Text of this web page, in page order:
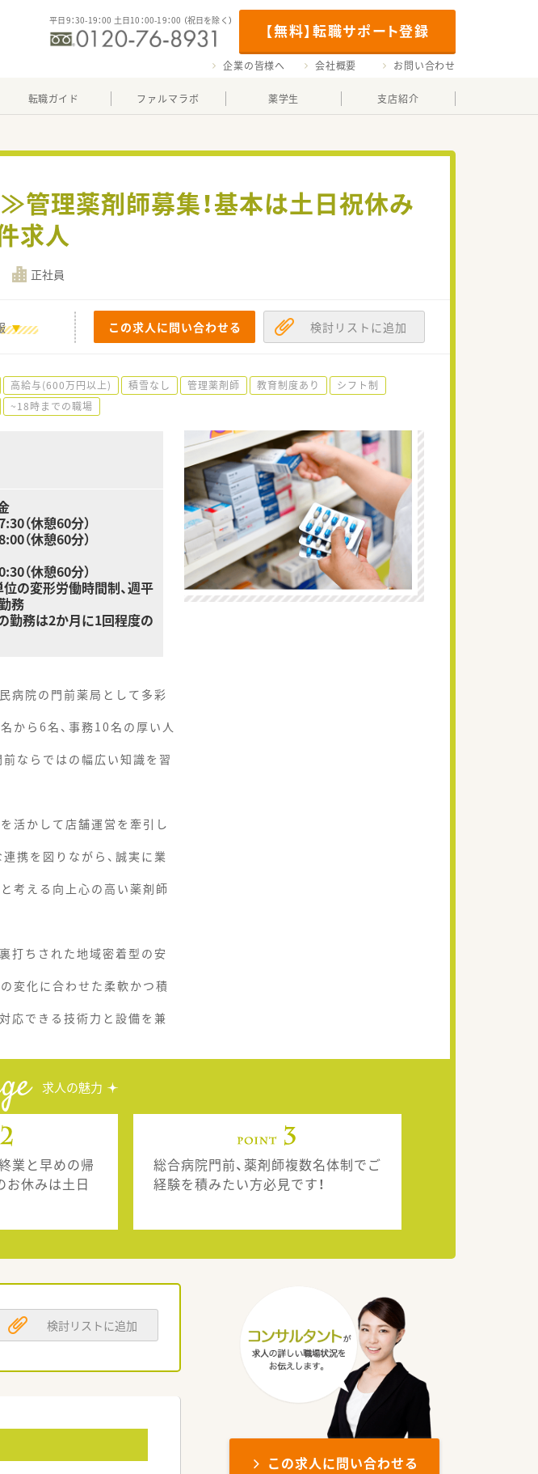
【無料】転職サポート登録
平日9：30-19：00 土日10：00-19：00 （祝日を除く）
企業の皆様へ 会社概要 お問い合わせ
転職ガイド ファルマラボ 薬学生 支店紹介
管理薬剤師募集！基本は土日祝休み
求人
正社員
この求人に問い合わせる 検討リストに追加
高給与(600万円以上) 積雪なし 管理薬剤師 教育制度あり
シフト制
~18時までの職場
（休憩60分）
（休憩60分）
（休憩60分）
の変形労働時間制、週平
務
勤務は2か月に1回程度の
病院の門前薬局として多彩
から6名、事務10名の厚い人
ならではの幅広い知識を習
活かして店舗運営を牽引し
携を図りながら、誠実に業
考える向上心の高い薬剤師
打ちされた地域密着型の安
変化に合わせた柔軟かつ積
応できる技術力と設備を兼
求人の魅力
業と早めの帰
休みは土日
総合病院門前、薬剤師複数名体制でご
経験を積みたい方必見です！
検討リストに追加
この求人に問い合わせる